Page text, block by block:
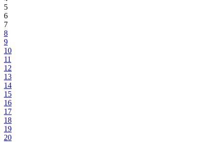
5
6
7
8
9
10
11
12
13
14
15
16
17
18
19
20